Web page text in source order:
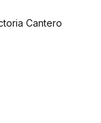
Cantero